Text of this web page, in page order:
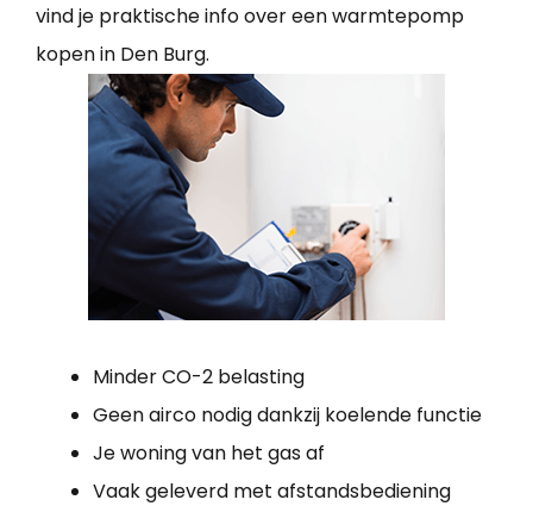
vind je praktische info over een warmtepomp
kopen in Den Burg.
Minder CO-2 belasting
Geen airco nodig dankzij koelende functie
Je woning van het gas af
Vaak geleverd met afstandsbediening